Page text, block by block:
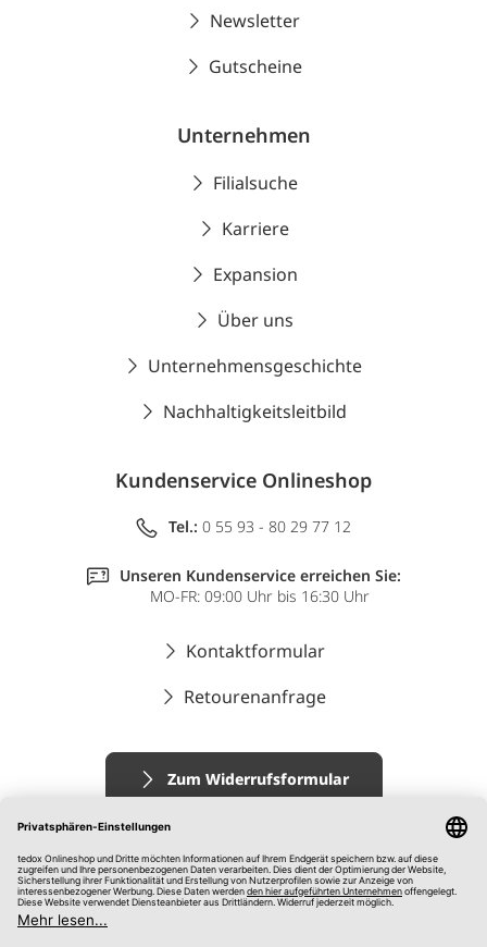
Newsletter
Gutscheine
Unternehmen
Filialsuche
Karriere
Expansion
Über uns
Unternehmensgeschichte
Nachhaltigkeitsleitbild
Kundenservice Onlineshop
Tel.: 0 55 93 - 80 29 77 12
Unseren Kundenservice erreichen Sie:
MO-FR: 09:00 Uhr bis 16:30 Uhr
Kontaktformular
Retourenanfrage
Zum Widerrufsformular
Impressum
AGB